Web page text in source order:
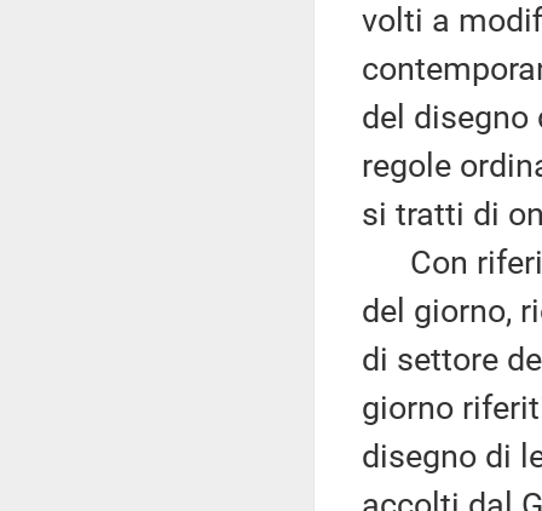
volti a
del disegno
regole
si tratti di
Con
del giorno,
di settore
giorno
disegno di